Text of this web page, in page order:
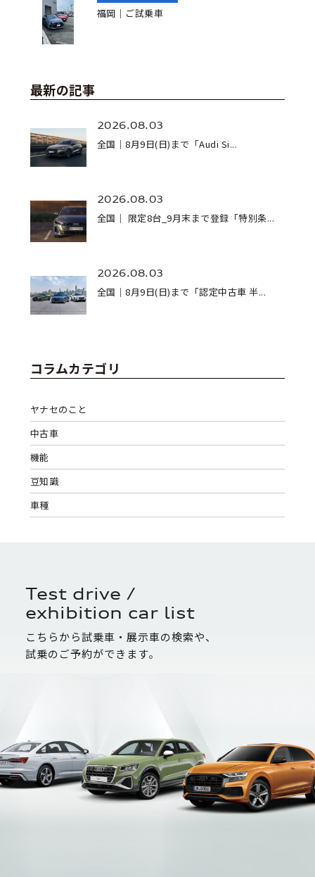
福岡｜ご試乗車
最新の記事
2026.08.03
全国｜8月9日(日)まで「Audi Si...
2026.08.03
全国｜ 限定8台_9月末まで登録「特別条...
2026.08.03
全国｜8月9日(日)まで「認定中古車 半...
コラムカテゴリ
ヤナセのこと
中古車
機能
豆知識
車種
Test drive /
exhibition car list
こちらから試乗車・展示車の検索や、
試乗のご予約ができます。